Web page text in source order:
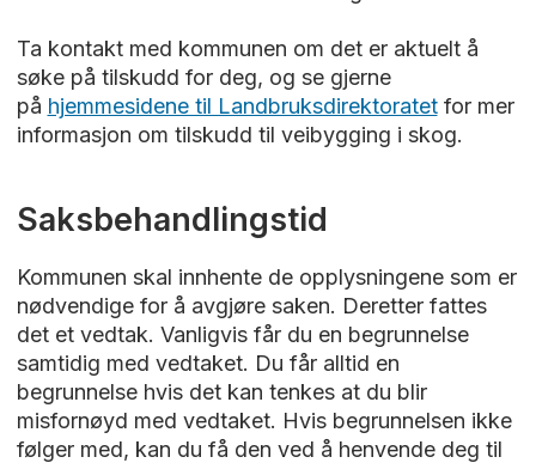
Ta kontakt med kommunen om det er aktuelt å
søke på tilskudd for deg, og se gjerne
på hjemmesidene til Landbruksdirektoratetfor mer
informasjon om tilskudd til veibygging i skog.
Saksbehandlingstid
Kommunen skal innhente de opplysningene som er
nødvendige for å avgjøre saken. Deretter fattes
det et vedtak. Vanligvis får du en begrunnelse
samtidig med vedtaket. Du får alltid en
begrunnelse hvis det kan tenkes at du blir
misfornøyd med vedtaket. Hvis begrunnelsen ikke
følger med, kan du få den ved å henvende deg til